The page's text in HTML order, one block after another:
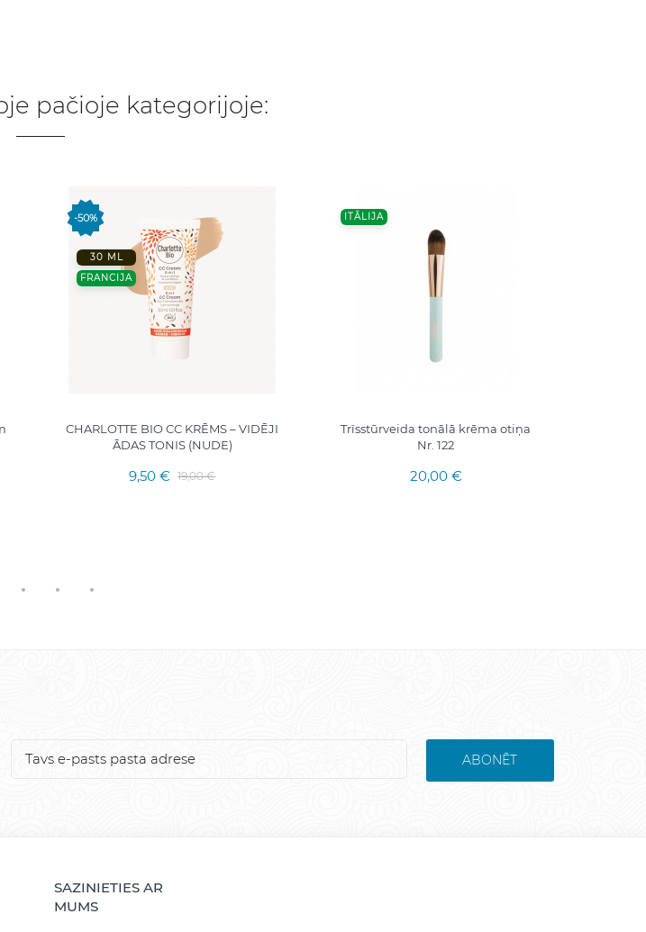
pačioje kategorijoje:
-50%
30 ML
FRANCIJA
CHARLOTTE BIO CC KRĒMS – VIDĒJI
ĀDAS TONIS (NUDE)
9,50 € 19,00 €
ITĀLIJA
Trīsstūrveida tonālā krēma otiņa
Nr. 122
20,00 €
ABONĒT
SAZINIETIES AR
MUMS